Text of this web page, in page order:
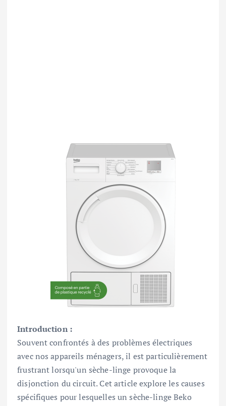
Introduction :
Souvent confrontés à des problèmes électriques
avec nos appareils ménagers, il est particulièrement
frustrant lorsqu'un sèche-linge provoque la
disjonction du circuit. Cet article explore les causes
spécifiques pour lesquelles un sèche-linge Beko